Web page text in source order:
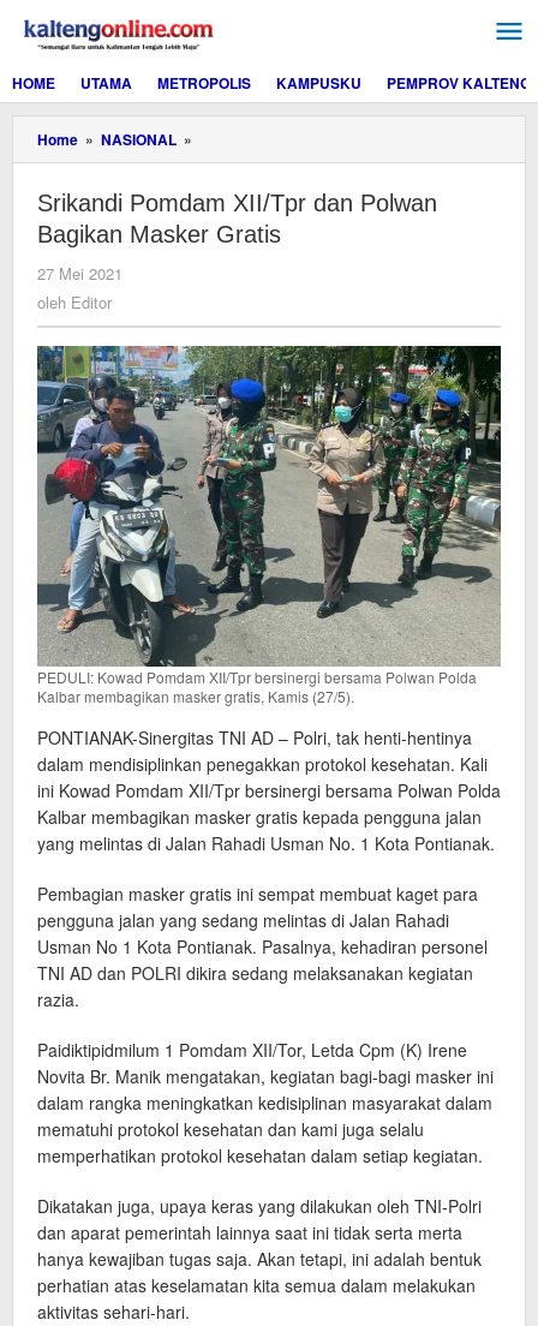
konten
HOME
UTAMA METROPOLIS KAMPUSKU PEMPROV KALTENG
Home » NASIONAL »
Pomdam
dan
Polwan
Bagikan
Srikandi Pomdam XII/Tpr dan Polwan
Bagikan Masker Gratis
27 Mei 2021
oleh Editor
PEDULI: Kowad Pomdam XII/Tpr bersinergi bersama Polwan Polda
Kalbar membagikan masker gratis, Kamis (27/5).
PONTIANAK-Sinergitas TNI AD – Polri, tak henti-hentinya
dalam mendisiplinkan penegakkan protokol kesehatan. Kali
ini Kowad Pomdam XII/Tpr bersinergi bersama Polwan Polda
Kalbar membagikan masker gratis kepada pengguna jalan
yang melintas di Jalan Rahadi Usman No. 1 Kota Pontianak.
Pembagian masker gratis ini sempat membuat kaget para
pengguna jalan yang sedang melintas di Jalan Rahadi
Usman No 1 Kota Pontianak. Pasalnya, kehadiran personel
TNI AD dan POLRI dikira sedang melaksanakan kegiatan
razia.
Paidiktipidmilum 1 Pomdam XII/Tor, Letda Cpm (K) Irene
Novita Br. Manik mengatakan, kegiatan bagi-bagi masker ini
dalam rangka meningkatkan kedisiplinan masyarakat dalam
mematuhi protokol kesehatan dan kami juga selalu
memperhatikan protokol kesehatan dalam setiap kegiatan.
Dikatakan juga, upaya keras yang dilakukan oleh TNI-Polri
dan aparat pemerintah lainnya saat ini tidak serta merta
hanya kewajiban tugas saja. Akan tetapi, ini adalah bentuk
perhatian atas keselamatan kita semua dalam melakukan
aktivitas sehari-hari.